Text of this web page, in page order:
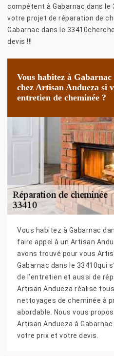
compétent à Gabarnac dans le
votre projet de réparation de
Gabarnac dans le
devis !!!
Vous habitez à Gabarnac
chez Artisan Andueza si
entretien de cheminée ?
Vous habitez à Gabarnac
faire appel à un Artisan
avons trouvé pour vous
Gabarnac dans le 33410qui
de l’entretien et aussi de
Artisan Andueza réalise
nettoyages de cheminée à
abordable. Nous vous
Artisan Andueza à
votre prix et votre devis.